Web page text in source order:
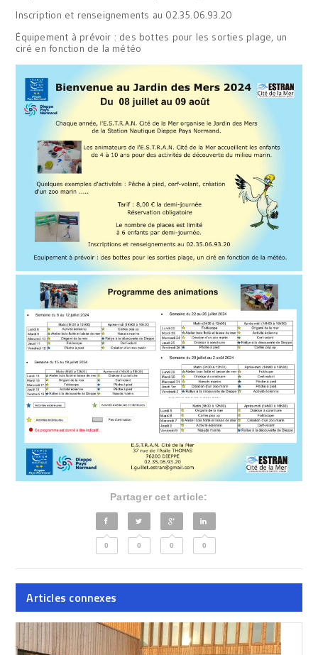
Inscription et renseignements au 02.35.06.93.20
Équipement à prévoir : des bottes pour les sorties plage, un
ciré en fonction de la météo
Partager cet article:
0 0 0 0
Articles connexes